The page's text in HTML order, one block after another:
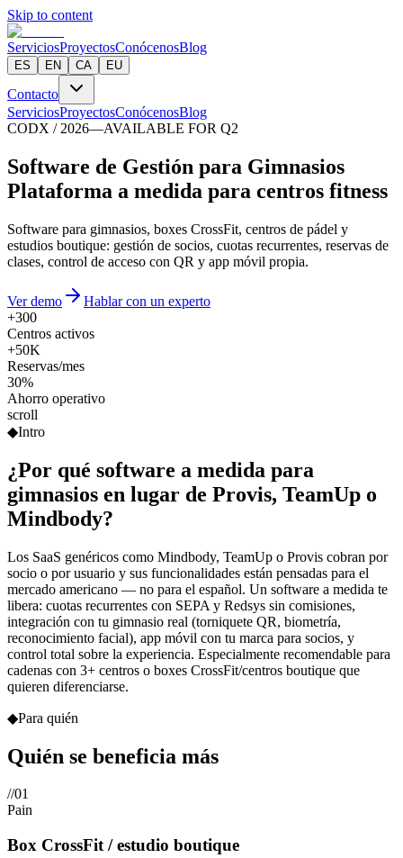
Skip to content
ServiciosProyectosConócenosBlog
ES EN CA EU
Contacto
ServiciosProyectosConócenosBlog
CODX / 2026—AVAILABLE FOR Q2
Software de Gestión para Gimnasios
Plataforma a medida para centros fitness
Software para gimnasios, boxes CrossFit, centros de pádel y
estudios boutique: gestión de socios, cuotas recurrentes, reservas de
clases, control de acceso con QR y app móvil propia.
Ver demo
Hablar con un experto
+300
Centros activos
+50K
Reservas/mes
30%
Ahorro operativo
scroll
◆Intro
¿Por qué software a medida para
gimnasios en lugar de Provis, TeamUp o
Mindbody?
Los SaaS genéricos como Mindbody, TeamUp o Provis cobran por
socio o por usuario y sus funcionalidades están pensadas para el
mercado americano — no para el español. Un software a medida te
libera: cuotas recurrentes con SEPA y Redsys sin comisiones,
integración con tu gimnasio real (torniquete QR, biometría,
reconocimiento facial), app móvil con tu marca para socios, y
control total sobre la experiencia. Especialmente recomendable para
cadenas con 3+ centros o boxes CrossFit/centros boutique que
quieren diferenciarse.
◆Para quién
Quién se beneficia más
//01
Pain
Box CrossFit / estudio boutique